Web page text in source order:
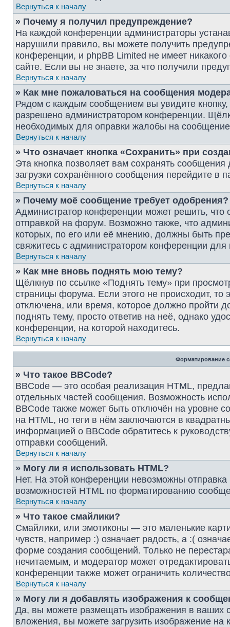
Вернуться к началу
» Почему я получил предупреждение?
На каждой конференции администраторы
нарушили правило, вы можете получить
конференции, и phpBB Limited не имеет
сайте. Если вы не знаете, за что получили
Вернуться к началу
» Как мне пожаловаться на сообщения
Рядом с каждым сообщением вы увидите
разрешено администратором конференции.
необходимых для оправки жалобы на
Вернуться к началу
» Что означает кнопка «Сохранить» при
Эта кнопка позволяет вам сохранять
загрузки сохранённого сообщения перейдите в
Вернуться к началу
» Почему моё сообщение требует одобрения?
Администратор конференции может решить,
отправкой на форум. Возможно также, что
которых, по его или её мнению, должны быть
свяжитесь с администратором конференции
Вернуться к началу
» Как мне вновь поднять мою тему?
Щёлкнув по ссылке «Поднять тему» при
страницы форума. Если этого не происходит, то
отключена, или время, которое должно пройти
поднять тему, просто ответив на неё, однако
конференции, на которой находитесь.
Вернуться к началу
Форматирование
» Что такое BBCode?
BBCode — это особая реализация HTML,
отдельных частей сообщения. Возможность
BBCode также может быть отключён на уровне
на HTML, но теги в нём заключаются в
информацией о BBCode обратитесь к
отправки сообщений.
Вернуться к началу
» Могу ли я использовать HTML?
Нет. На этой конференции невозможны
возможностей HTML по форматированию
Вернуться к началу
» Что такое смайлики?
Смайлики, или эмотиконы — это маленькие
чувств, например :) означает радость, а :(
форме создания сообщений. Только не
нечитаемым, и модератор может
конференции также может ограничить
Вернуться к началу
» Могу ли я добавлять изображения к
Да, вы можете размещать изображения в ваших
вложения, вы можете загрузить изображение